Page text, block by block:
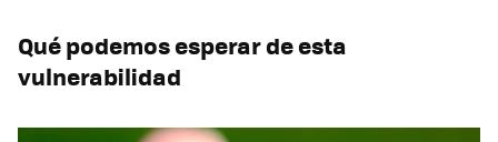
Qué podemos esperar de esta
vulnerabilidad